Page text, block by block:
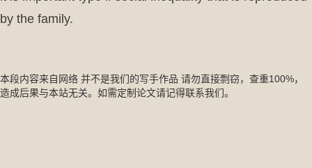
by the family.
本段内容来自网络 并不是我们的写手作品 请勿直接剽窃，查重100%，
造成后果与本站无关。如需定制论文请记得联系我们。